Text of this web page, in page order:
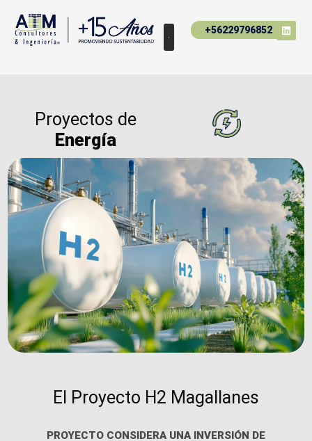
+56229796852
Proyectos de
Energía
El Proyecto H2 Magallanes
PROYECTO CONSIDERA UNA INVERSIÓN DE